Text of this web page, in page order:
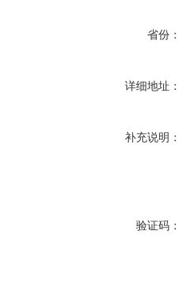
省份：
详细地址：
补充说明：
验证码：